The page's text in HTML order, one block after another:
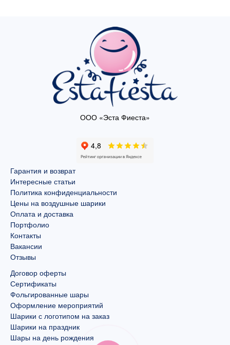
ООО «Эста Фиеста»
Гарантия и возврат
Интересные статьи
Политика конфиденциальности
Цены на воздушные шарики
Оплата и доставка
Портфолио
Контакты
Вакансии
Отзывы
Договор оферты
Сертификаты
Фольгированные шары
Оформление мероприятий
Шарики с логотипом на заказ
Шарики на праздник
Шары на день рождения